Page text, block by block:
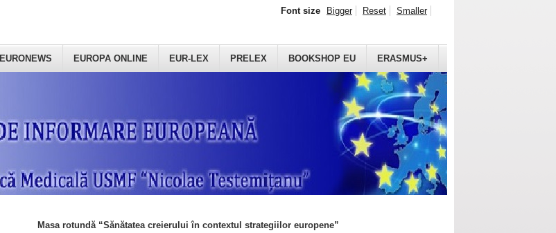
EURONEWS EUROPA ONLINE EUR-LEX PRELEX BOOKSHOP EU ERASMUS+
Font size Bigger Reset Smaller
Masa rotundă “Sănătatea creierului în contextul strategiilor europene”